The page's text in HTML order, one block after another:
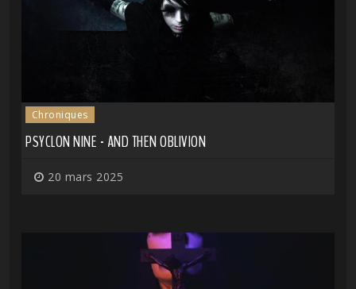
Chroniques
PSYCLON NINE - AND THEN OBLIVION
20 mars 2025